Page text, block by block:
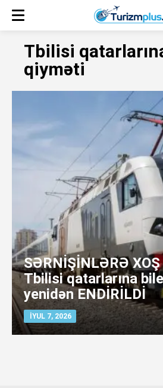
Tbilisi
qiyməti
SƏRNİŞİNLƏRƏ
Tbilisi qatarlarına
yenidən ENDİRİLDİ
İYUL 7, 2026